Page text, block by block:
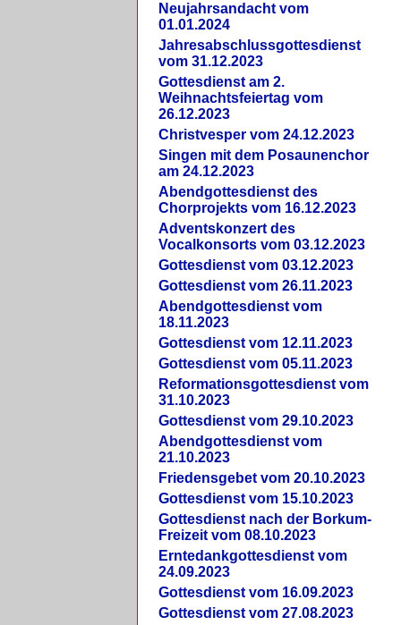
Neujahrsandacht vom
01.01.2024
Jahresabschlussgottesdienst
vom 31.12.2023
Gottesdienst am 2.
Weihnachtsfeiertag vom
26.12.2023
Christvesper vom 24.12.2023
Singen mit dem Posaunenchor
am 24.12.2023
Abendgottesdienst des
Chorprojekts vom 16.12.2023
Adventskonzert des
Vocalkonsorts vom 03.12.2023
Gottesdienst vom 03.12.2023
Gottesdienst vom 26.11.2023
Abendgottesdienst vom
18.11.2023
Gottesdienst vom 12.11.2023
Gottesdienst vom 05.11.2023
Reformationsgottesdienst vom
31.10.2023
Gottesdienst vom 29.10.2023
Abendgottesdienst vom
21.10.2023
Friedensgebet vom 20.10.2023
Gottesdienst vom 15.10.2023
Gottesdienst nach der Borkum-
Freizeit vom 08.10.2023
Erntedankgottesdienst vom
24.09.2023
Gottesdienst vom 16.09.2023
Gottesdienst vom 27.08.2023